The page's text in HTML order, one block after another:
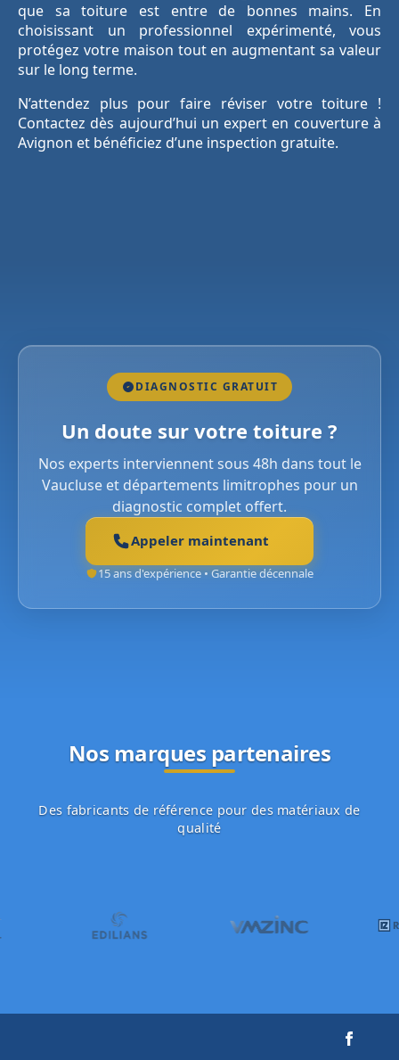
que sa toiture est entre de bonnes mains. En
choisissant un professionnel expérimenté, vous
protégez votre maison tout en augmentant sa valeur
sur le long terme.
N’attendez plus pour faire réviser votre toiture !
Contactez dès aujourd’hui un expert en couverture à
Avignon et bénéficiez d’une inspection gratuite.
DIAGNOSTIC GRATUIT
Un doute sur votre toiture ?
Nos experts interviennent sous 48h dans tout le
Vaucluse et départements limitrophes pour un
diagnostic complet offert.
Appeler maintenant
15 ans d'expérience • Garantie décennale
Nos marques partenaires
Des fabricants de référence pour des matériaux de
qualité